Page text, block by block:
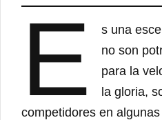
E
s una
no son
para la
la gloria,
competidores en